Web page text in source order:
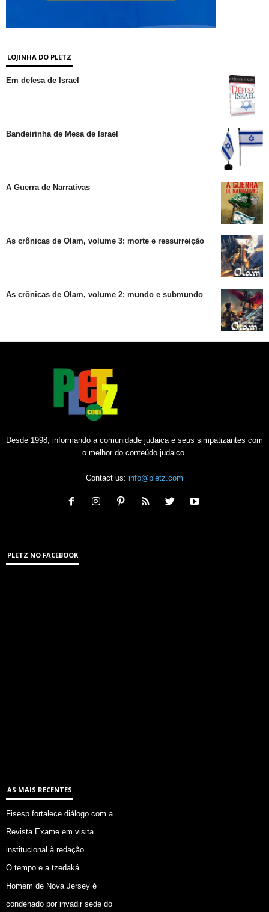
LOJINHA DO PLETZ
Em defesa de Israel
Bandeirinha de Mesa de Israel
A Guerra de Narrativas
As crônicas de Olam, volume 3: morte e ressurreição
As crônicas de Olam, volume 2: mundo e submundo
Desde 1998, informando a comunidade judaica e seus simpatizantes com
o melhor do conteúdo judaico.
Contact us: info@pletz.com
PLETZ NO FACEBOOK
AS MAIS RECENTES
Fisesp fortalece diálogo com a
Revista Exame em visita
institucional à redação
O tempo e a tzedaká
Homem de Nova Jersey é
condenado por invadir sede do